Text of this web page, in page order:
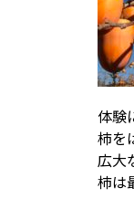
体験
柿を
広大
柿は